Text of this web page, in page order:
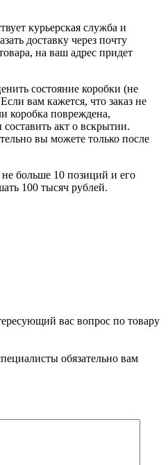
курьерская служба и
доставку через почту
на ваш адрес придет
состояние коробки (не
вам кажется, что заказ не
коробка повреждена,
акт о вскрытии.
вы можете только после
больше 10 позиций и его
100 тысяч рублей.
вас вопрос по товару
обязательно вам